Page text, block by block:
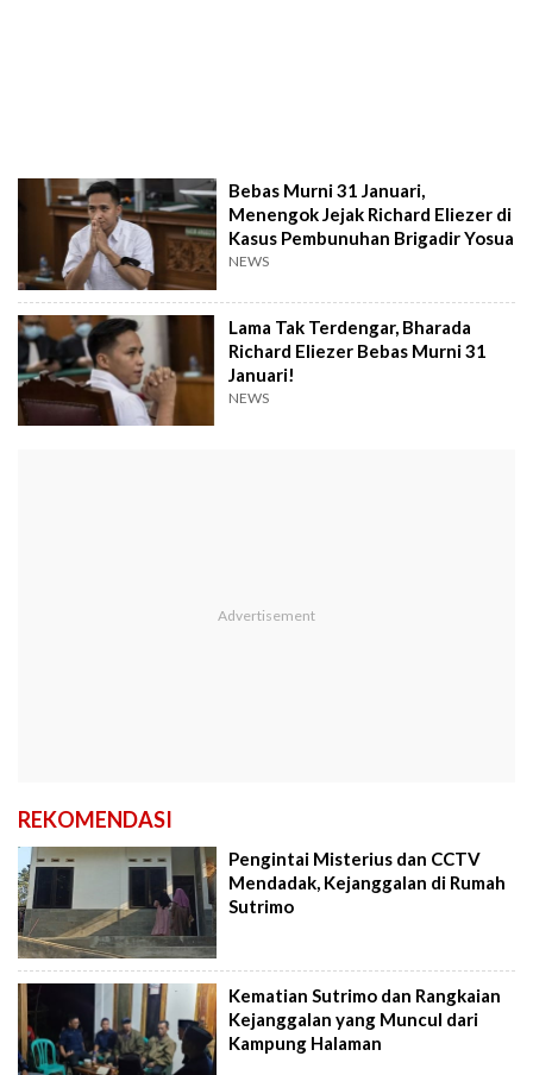
Bebas Murni 31 Januari,
Menengok Jejak Richard Eliezer di
Kasus Pembunuhan Brigadir Yosua
NEWS
Lama Tak Terdengar, Bharada
Richard Eliezer Bebas Murni 31
Januari!
NEWS
REKOMENDASI
Pengintai Misterius dan CCTV
Mendadak, Kejanggalan di Rumah
Sutrimo
Kematian Sutrimo dan Rangkaian
Kejanggalan yang Muncul dari
Kampung Halaman